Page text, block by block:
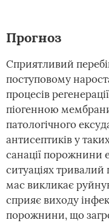
Прогноз
Сприятливий
поступовому
процесів
піогенною
патологічного
антисептиків у
санації порожнини
ситуаціях
мас викликає
сприяє виходу
порожнини, що